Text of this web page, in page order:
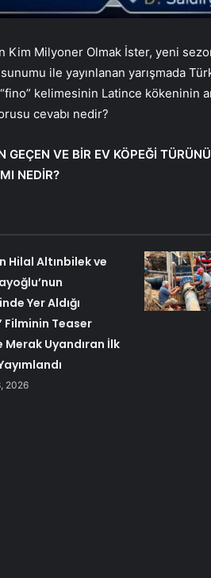
Kim Milyoner Olmak İster, yeni
ile yayınlanan yarışmada
kelimesinin Latince kökeninin
cevabı nedir?
GEÇEN VE BİR EV KÖPEĞİ
NEDİR?
Hilal Altınbilek ve
Yer Aldığı
Filminin Teaser
Merak Uyandıran İlk
2026